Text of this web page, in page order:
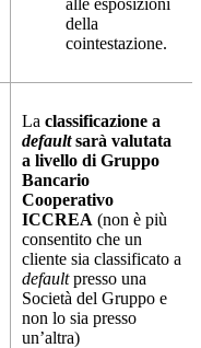
della
cointestazione.
La classificazione a
defaultsarà valutata
a livello di Gruppo
Bancario
Cooperativo
ICCREA (non è più
consentito che un
cliente sia classificato a
defaultpresso una
Società del Gruppo e
non lo sia presso
un’altra)